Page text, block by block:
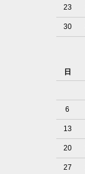
23
30
日
6
13
20
27